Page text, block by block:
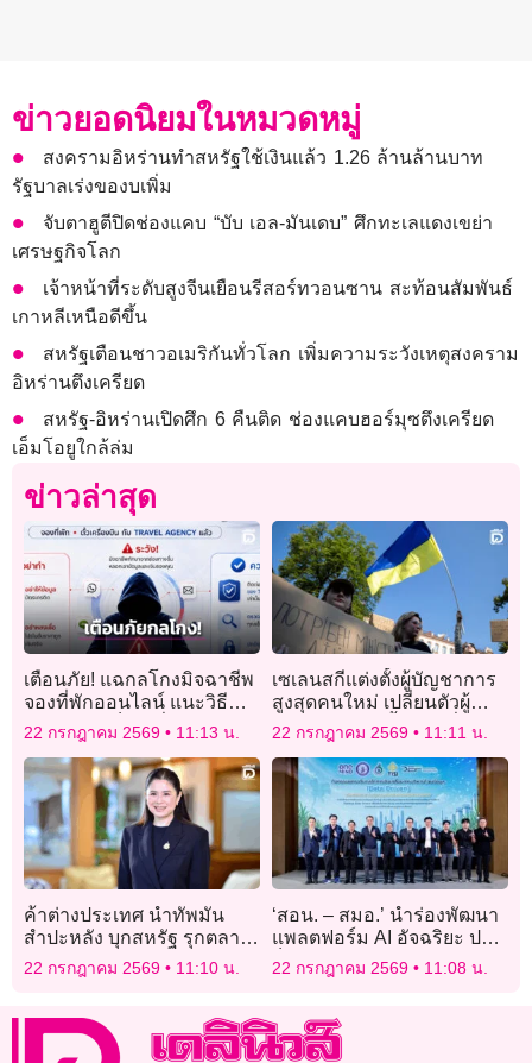
ข่าวยอดนิยมในหมวดหมู่
สงครามอิหร่านทำสหรัฐใช้เงินแล้ว 1.26 ล้านล้านบาท
รัฐบาลเร่งของบเพิ่ม
จับตาฮูตีปิดช่องแคบ “บับ เอล-มันเดบ” ศึกทะเลแดงเขย่า
เศรษฐกิจโลก
เจ้าหน้าที่ระดับสูงจีนเยือนรีสอร์ทวอนซาน สะท้อนสัมพันธ์
เกาหลีเหนือดีขึ้น
สหรัฐเตือนชาวอเมริกันทั่วโลก เพิ่มความระวังเหตุสงคราม
อิหร่านตึงเครียด
สหรัฐ-อิหร่านเปิดศึก 6 คืนติด ช่องแคบฮอร์มุซตึงเครียด
เอ็มโอยูใกล้ล่ม
ข่าวล่าสุด
เตือนภัย! แฉกลโกงมิจฉาชีพ
จองที่พักออนไลน์ แนะวิธี
รู้ทันไม่ตกเป็นเหยื่อ
22 กรกฎาคม 2569 11:13 น.
เซเลนสกีแต่งตั้งผู้บัญชาการ
สูงสุดคนใหม่ เปลี่ยนตัวผู้นำ
ทหารยูเครนครั้งใหญ่ที่สุด
22 กรกฎาคม 2569 11:11 น.
ค้าต่างประเทศ นำทัพมัน
สำปะหลัง บุกสหรัฐ รุกตลาด
สินค้าคุณภาพ
22 กรกฎาคม 2569 11:10 น.
‘สอน. – สมอ.’ นำร่องพัฒนา
แพลตฟอร์ม AI อัจฉริยะ ปลด
ล็อกอุตสาหกรรมอ้อยและ
มาตรฐานไทย สู่ยุคดิจิทัล
22 กรกฎาคม 2569 11:08 น.